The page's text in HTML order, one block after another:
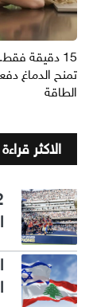
15 دقيقة
تمنح الدماغ
الطاقة
الاكثر قراءة